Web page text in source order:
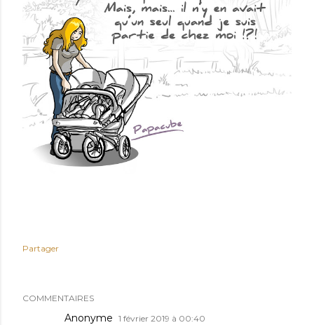
Partager
COMMENTAIRES
Anonyme 1 février 2019 à 00:40